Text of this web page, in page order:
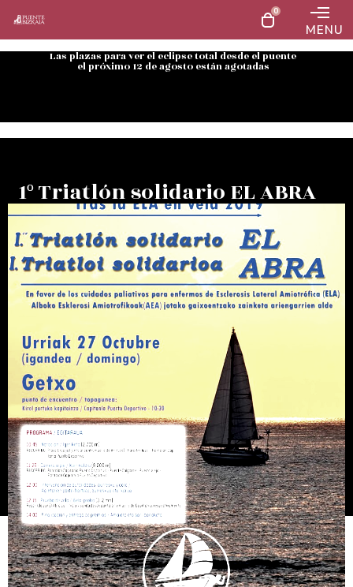
0
MENU
Las plazas para ver el eclipse total desde el puente
el próximo 12 de agosto están agotadas
1º Triatlón solidario EL ABRA